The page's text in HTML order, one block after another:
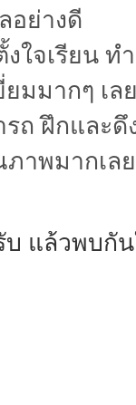
อย่างดี
ใจเรียน ท
มมากๆ เล
ถ ฝึกและ
าพมากเล
แล้วพบกั